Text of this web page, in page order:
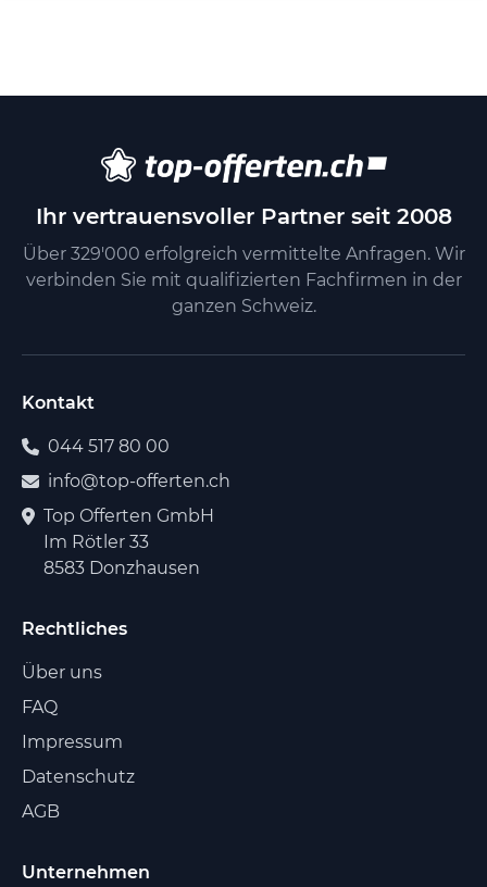
Ihr vertrauensvoller Partner seit 2008
Über 329'000 erfolgreich vermittelte Anfragen. Wir
verbinden Sie mit qualifizierten Fachfirmen in der
ganzen Schweiz.
Kontakt
044 517 80 00
info@top-offerten.ch
Top Offerten GmbH
Im Rötler 33
8583 Donzhausen
Rechtliches
Über uns
FAQ
Impressum
Datenschutz
AGB
Unternehmen